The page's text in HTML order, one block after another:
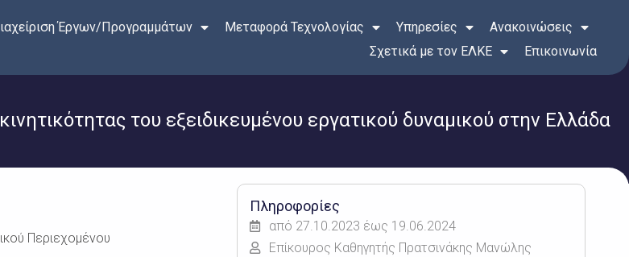
Έργων/Προγραμμάτων Μεταφορά Τεχνολογίας Υπηρεσίες
Ανακοινώσεις
Σχετικά με τον ΕΛΚΕ
Επικοινωνία
του εξειδικευμένου εργατικού δυναμικού στην Ελλάδα
Περιεχομένου
Πληροφορίες
από 27.10.2023 έως 19.06.2024
Επίκουρος Καθηγητής Πρατσινάκης Μανώλης